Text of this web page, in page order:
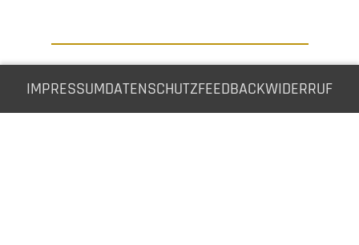
IMPRESSUMDATENSCHUTZFEEDBACKWIDERRUF